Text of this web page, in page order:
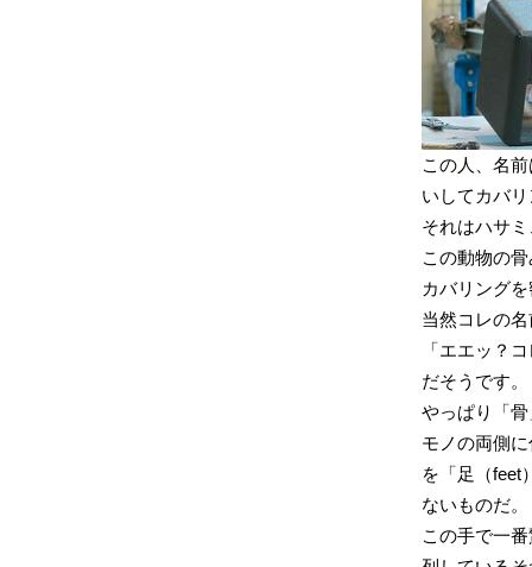
この人、名
いしてカバ
それはハサ
この動物の
カバリング
当然コレの
「エエッ？
だそうです。
やっぱり「
モノの両側
を「足（feet
ないものだ。
この手で一